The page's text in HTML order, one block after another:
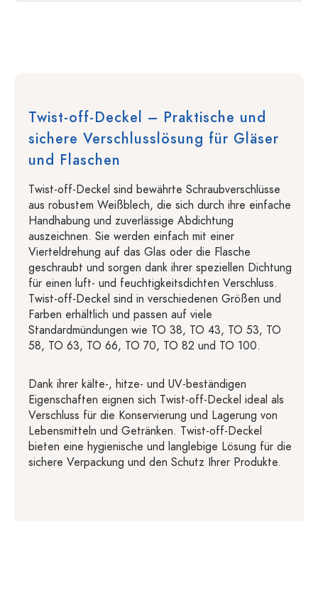
Twist-off-Deckel – Praktische und
sichere Verschlusslösung für Gläser
und Flaschen
Twist-off-Deckel sind bewährte Schraubverschlüsse
aus robustem Weißblech, die sich durch ihre einfache
Handhabung und zuverlässige Abdichtung
auszeichnen. Sie werden einfach mit einer
Vierteldrehung auf das Glas oder die Flasche
geschraubt und sorgen dank ihrer speziellen Dichtung
für einen luft- und feuchtigkeitsdichten Verschluss.
Twist-off-Deckel sind in verschiedenen Größen und
Farben erhältlich und passen auf viele
Standardmündungen wie TO 38, TO 43, TO 53, TO
58, TO 63, TO 66, TO 70, TO 82 und TO 100.
Dank ihrer kälte-, hitze- und UV-beständigen
Eigenschaften eignen sich Twist-off-Deckel ideal als
Verschluss für die Konservierung und Lagerung von
Lebensmitteln und Getränken. Twist-off-Deckel
bieten eine hygienische und langlebige Lösung für die
sichere Verpackung und den Schutz Ihrer Produkte.